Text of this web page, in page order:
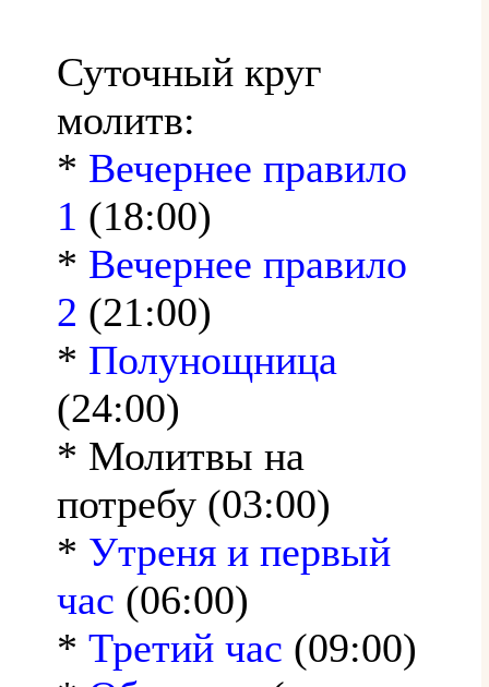
Суточный круг
молитв:
* Вечернее правило
1 (18:00)
* Вечернее правило
2 (21:00)
* Полунощница
(24:00)
* Молитвы на
потребу (03:00)
* Утреня и первый
час (06:00)
* Третий час (09:00)